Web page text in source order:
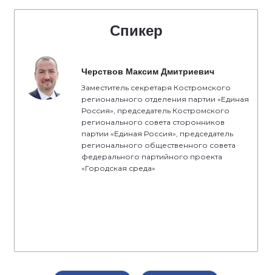
Спикер
Черствов Максим Дмитриевич
Заместитель секретаря Костромского
регионального отделения партии «Единая
Россия», председатель Костромского
регионального совета сторонников
партии «Единая Россия», председатель
регионального общественного совета
федерального партийного проекта
«Городская среда»